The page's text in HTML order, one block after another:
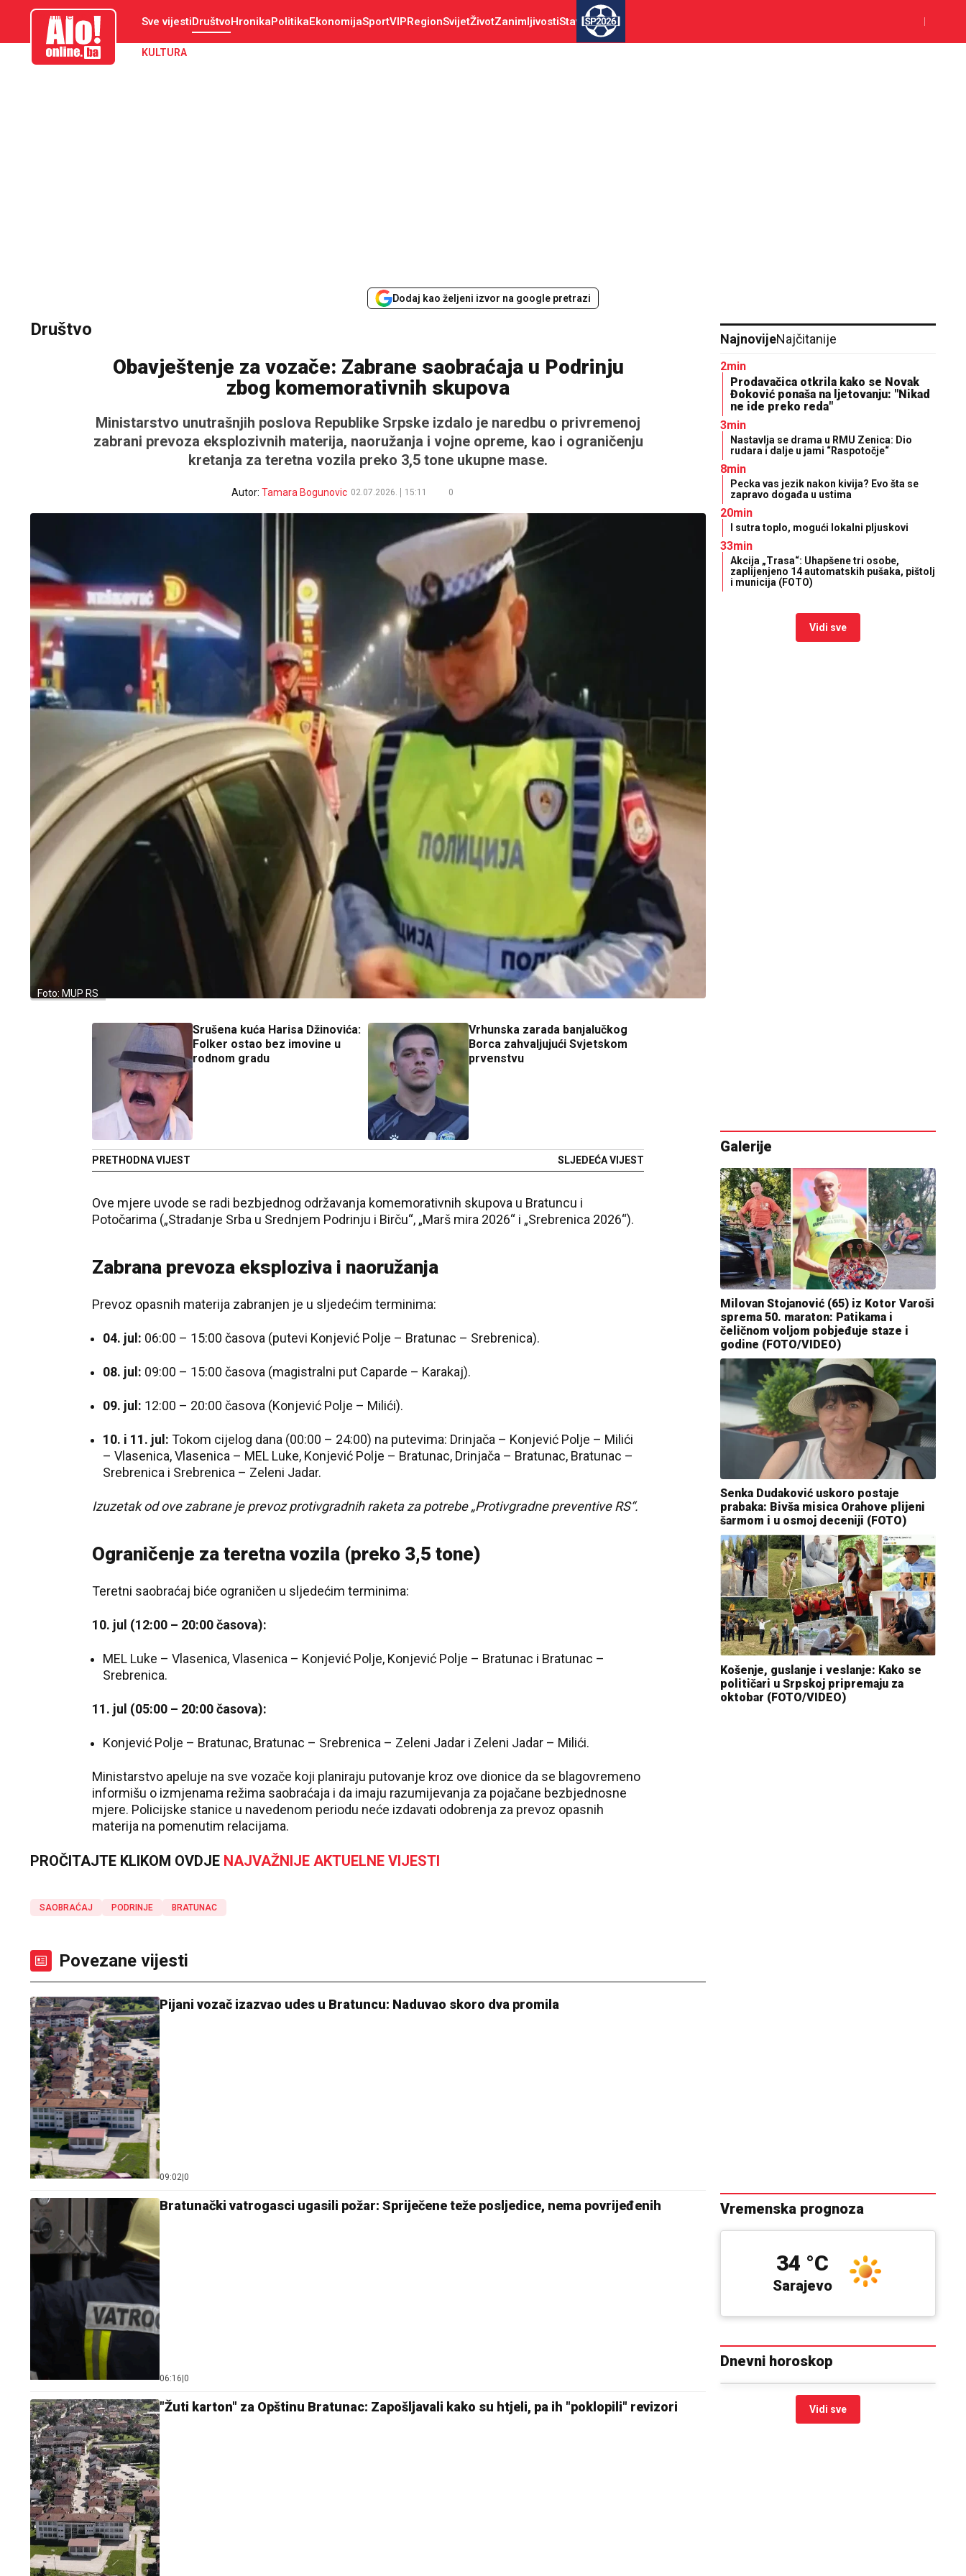
aloonline.ba Sve vijestiDruštvoHronikaPolitikaEkonomijaSportVIPRegionSvijetŽivotZanimljivostiStav SP2026
KULTURA
Dodaj kao željeni izvor na google pretrazi
Društvo
Obavještenje za vozače: Zabrane saobraćaja u Podrinju
zbog komemorativnih skupova
Ministarstvo unutrašnjih poslova Republike Srpske izdalo je naredbu o privremenoj
zabrani prevoza eksplozivnih materija, naoružanja i vojne opreme, kao i ograničenju
kretanja za teretna vozila preko 3,5 tone ukupne mase.
Autor: Tamara Bogunovic 02.07.2026. 15:11 0
Foto: MUP RS
Srušena kuća Harisa Džinovića:
Folker ostao bez imovine u
rodnom gradu
PRETHODNA VIJEST
Vrhunska zarada banjalučkog
Borca zahvaljujući Svjetskom
prvenstvu
SLJEDEĆA VIJEST
Ove mjere uvode se radi bezbjednog održavanja komemorativnih skupova u Bratuncu i
Potočarima („Stradanje Srba u Srednjem Podrinju i Birču“, „Marš mira 2026“ i „Srebrenica 2026“).
Zabrana prevoza eksploziva i naoružanja
Prevoz opasnih materija zabranjen je u sljedećim terminima:
04. jul: 06:00 – 15:00 časova (putevi Konjević Polje – Bratunac – Srebrenica).
08. jul: 09:00 – 15:00 časova (magistralni put Caparde – Karakaj).
09. jul: 12:00 – 20:00 časova (Konjević Polje – Milići).
10. i 11. jul: Tokom cijelog dana (00:00 – 24:00) na putevima: Drinjača – Konjević Polje – Milići
– Vlasenica, Vlasenica – MEL Luke, Konjević Polje – Bratunac, Drinjača – Bratunac, Bratunac –
Srebrenica i Srebrenica – Zeleni Jadar.
Izuzetak od ove zabrane je prevoz protivgradnih raketa za potrebe „Protivgradne preventive RS“.
Ograničenje za teretna vozila (preko 3,5 tone)
Teretni saobraćaj biće ograničen u sljedećim terminima:
10. jul (12:00 – 20:00 časova):
MEL Luke – Vlasenica, Vlasenica – Konjević Polje, Konjević Polje – Bratunac i Bratunac –
Srebrenica.
11. jul (05:00 – 20:00 časova):
Konjević Polje – Bratunac, Bratunac – Srebrenica – Zeleni Jadar i Zeleni Jadar – Milići.
Ministarstvo apeluje na sve vozače koji planiraju putovanje kroz ove dionice da se blagovremeno
informišu o izmjenama režima saobraćaja i da imaju razumijevanja za pojačane bezbjednosne
mjere. Policijske stanice u navedenom periodu neće izdavati odobrenja za prevoz opasnih
materija na pomenutim relacijama.
PROČITAJTE KLIKOM OVDJE NAJVAŽNIJE AKTUELNE VIJESTI
SAOBRAĆAJ PODRINJE BRATUNAC
Povezane vijesti
Pijani vozač izazvao udes u Bratuncu: Naduvao skoro dva promila
09:02 0
Bratunački vatrogasci ugasili požar: Spriječene teže posljedice, nema povrijeđenih
06:16 0
"Žuti karton" za Opštinu Bratunac: Zapošljavali kako su htjeli, pa ih "poklopili" revizori
NajnovijeNajčitanije
2min
Prodavačica otkrila kako se Novak
Đoković ponaša na ljetovanju: "Nikad
ne ide preko reda"
3min
Nastavlja se drama u RMU Zenica: Dio
rudara i dalje u jami “Raspotočje“
8min
Pecka vas jezik nakon kivija? Evo šta se
zapravo događa u ustima
20min
I sutra toplo, mogući lokalni pljuskovi
33min
Akcija „Trasa“: Uhapšene tri osobe,
zaplijenjeno 14 automatskih pušaka, pištolj
i municija (FOTO)
Vidi sve
Galerije
Milovan Stojanović (65) iz Kotor Varoši
sprema 50. maraton: Patikama i
čeličnom voljom pobjeđuje staze i
godine (FOTO/VIDEO)
Senka Dudaković uskoro postaje
prabaka: Bivša misica Orahove plijeni
šarmom i u osmoj deceniji (FOTO)
Košenje, guslanje i veslanje: Kako se
političari u Srpskoj pripremaju za
oktobar (FOTO/VIDEO)
Vremenska prognoza
Sarajevo
34 °C
Dnevni horoskop
Vidi sve